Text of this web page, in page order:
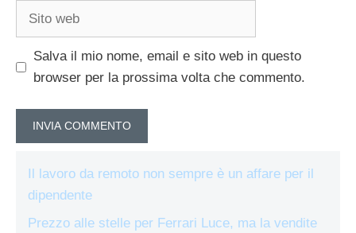
Sito
Salva il mio nome, email e sito web in questo
browser per la prossima volta che commento.
Il lavoro da remoto non sempre è un affare per il
dipendente
Prezzo alle stelle per Ferrari Luce, ma la vendite